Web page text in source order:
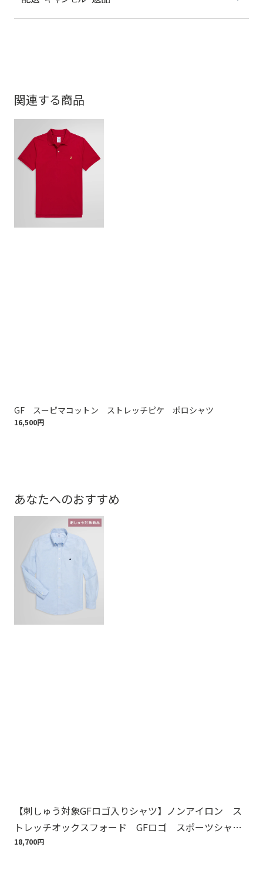
関連する商品
GF スーピマコットン ストレッチピケ ポロシャツ
16,500円
あなたへのおすすめ
【刺しゅう対象GFロゴ入りシャツ】ノンアイロン ス
トレッチオックスフォード GFロゴ スポーツシャ
ツ Regular Fit
18,700円